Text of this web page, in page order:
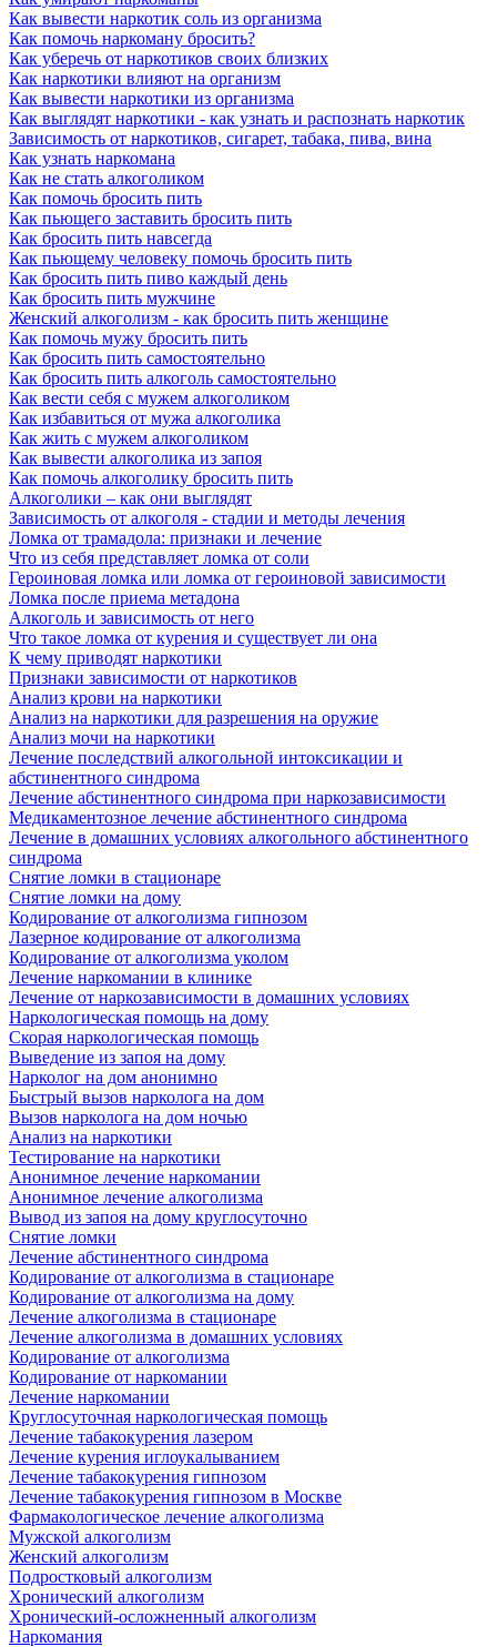
Как вывести наркотик соль из организма
Как помочь наркоману бросить?
Как уберечь от наркотиков своих близких
Как наркотики влияют на организм
Как вывести наркотики из организма
Как выглядят наркотики - как узнать и распознать наркотик
Зависимость от наркотиков, сигарет, табака, пива, вина
Как узнать наркомана
Как не стать алкоголиком
Как помочь бросить пить
Как пьющего заставить бросить пить
Как бросить пить навсегда
Как пьющему человеку помочь бросить пить
Как бросить пить пиво каждый день
Как бросить пить мужчине
Женский алкоголизм - как бросить пить женщине
Как помочь мужу бросить пить
Как бросить пить самостоятельно
Как бросить пить алкоголь самостоятельно
Как вести себя с мужем алкоголиком
Как избавиться от мужа алкоголика
Как жить с мужем алкоголиком
Как вывести алкоголика из запоя
Как помочь алкоголику бросить пить
Алкоголики – как они выглядят
Зависимость от алкоголя - стадии и методы лечения
Ломка от трамадола: признаки и лечение
Что из себя представляет ломка от соли
Героиновая ломка или ломка от героиновой зависимости
Ломка после приема метадона
Алкоголь и зависимость от него
Что такое ломка от курения и существует ли она
К чему приводят наркотики
Признаки зависимости от наркотиков
Анализ крови на наркотики
Анализ на наркотики для разрешения на оружие
Анализ мочи на наркотики
Лечение последствий алкогольной интоксикации и
абстинентного синдрома
Лечение абстинентного синдрома при наркозависимости
Медикаментозное лечение абстинентного синдрома
Лечение в домашних условиях алкогольного абстинентного
синдрома
Снятие ломки в стационаре
Снятие ломки на дому
Кодирование от алкоголизма гипнозом
Лазерное кодирование от алкоголизма
Кодирование от алкоголизма уколом
Лечение наркомании в клинике
Лечение от наркозависимости в домашних условиях
Наркологическая помощь на дому
Скорая наркологическая помощь
Выведение из запоя на дому
Нарколог на дом анонимно
Быстрый вызов нарколога на дом
Вызов нарколога на дом ночью
Анализ на наркотики
Тестирование на наркотики
Анонимное лечение наркомании
Анонимное лечение алкоголизма
Вывод из запоя на дому круглосуточно
Снятие ломки
Лечение абстинентного синдрома
Кодирование от алкоголизма в стационаре
Кодирование от алкоголизма на дому
Лечение алкоголизма в стационаре
Лечение алкоголизма в домашних условиях
Кодирование от алкоголизма
Кодирование от наркомании
Лечение наркомании
Круглосуточная наркологическая помощь
Лечение табакокурения лазером
Лечение курения иглоукалыванием
Лечение табакокурения гипнозом
Лечение табакокурения гипнозом в Москве
Фармакологическое лечение алкоголизма
Мужской алкоголизм
Женский алкоголизм
Подростковый алкоголизм
Хронический алкоголизм
Хронический-осложненный алкоголизм
Наркомания